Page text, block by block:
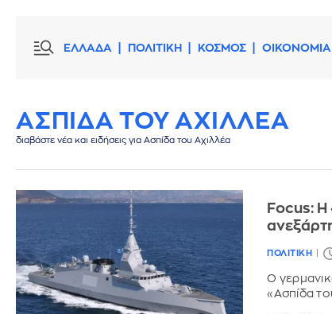
ΕΛΛΑΔΑ ΠΟΛΙΤΙΚΗ ΚΟΣΜΟΣ ΟΙΚΟΝΟΜΙΑ
ΑΣΠΙΔΑ ΤΟΥ ΑΧΙΛΛΕΑ
διαβάστε νέα και ειδήσεις για Ασπίδα του Αχιλλέα
Focus: Η
ΠΟΛΙΤΙΚΗ
Ο
«Ασπίδα